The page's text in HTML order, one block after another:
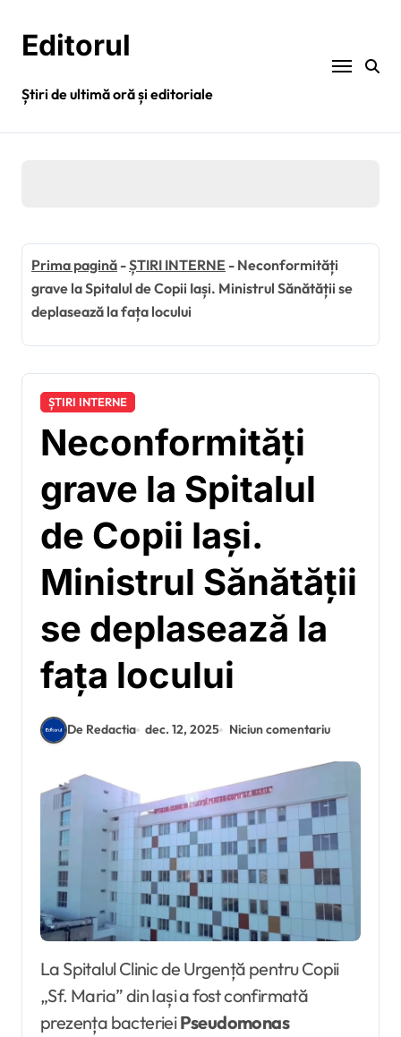
conținutEditorul
Știri de ultimă oră și editoriale
Prima pagină -ȘTIRI INTERNE - Neconformități
grave la Spitalul de Copii Iași. Ministrul Sănătății se
deplasează la fața locului
ȘTIRI INTERNE
Neconformități
grave la Spitalul
de Copii Iași.
Ministrul Sănătății
se deplasează la
fața locului
De Redactia dec. 12, 2025 Niciun comentariu
La Spitalul Clinic de Urgență pentru Copii
„Sf. Maria” din Iași a fost confirmată
prezența bacterieiPseudomonas